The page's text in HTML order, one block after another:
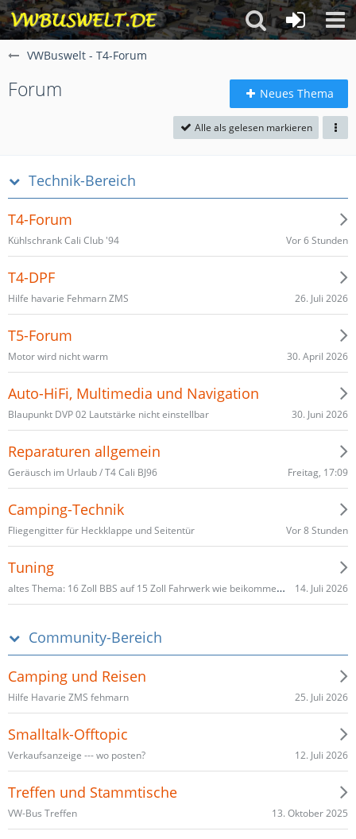
VWBuswelt - T4-Forum
Forum Neues Thema
Alle als gelesen markieren
Technik-Bereich
T4-Forum
Kühlschrank Cali Club '94 Vor 6 Stunden
T4-DPF
Hilfe havarie Fehmarn ZMS 26. Juli 2026
T5-Forum
Motor wird nicht warm 30. April 2026
Auto-HiFi, Multimedia und Navigation
Blaupunkt DVP 02 Lautstärke nicht einstellbar 30. Juni 2026
Reparaturen allgemein
Geräusch im Urlaub / T4 Cali BJ96 Freitag, 17:09
Camping-Technik
Fliegengitter für Heckklappe und Seitentür Vor 8 Stunden
Tuning
altes Thema: 16 Zoll BBS auf 15 Zoll Fahrwerk wie beikomme ich eine TÜV Eintragung (Ausnahmegenehmigung) 14. Juli 2026
Community-Bereich
Camping und Reisen
Hilfe Havarie ZMS fehmarn 25. Juli 2026
Smalltalk-Offtopic
Verkaufsanzeige --- wo posten? 12. Juli 2026
Treffen und Stammtische
VW-Bus Treffen 13. Oktober 2025